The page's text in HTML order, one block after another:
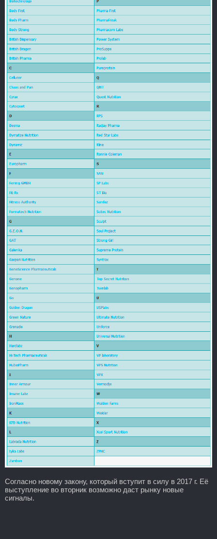
Согласно новому закону, который вступит в силу в 2017 г. Её
выступление во вторник возможно даст рынку новые
сигналы.